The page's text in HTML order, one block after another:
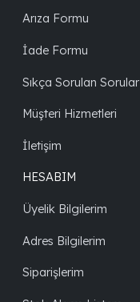
Arıza Formu
İade Formu
Sıkça Sorulan Sorular
Müşteri Hizmetleri
İletişim
HESABIM
Üyelik Bilgilerim
Adres Bilgilerim
Siparişlerim